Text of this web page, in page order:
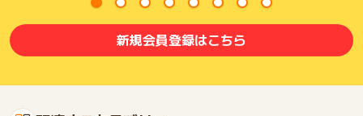
新規会員登録はこちら